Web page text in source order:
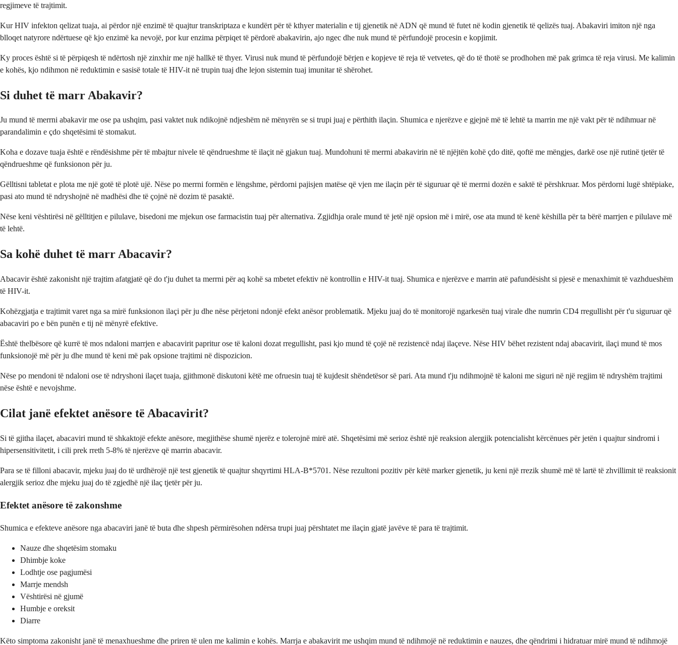
regjimeve të trajtimit.
Kur HIV infekton qelizat tuaja, ai përdor një enzimë të quajtur transkriptaza e kundërt për të kthyer materialin e tij gjenetik në ADN që mund të futet në kodin gjenetik të qelizës tuaj. Abakaviri imiton një nga
blloqet natyrore ndërtuese që kjo enzimë ka nevojë, por kur enzima përpiqet të përdorë abakavirin, ajo ngec dhe nuk mund të përfundojë procesin e kopjimit.
Ky proces është si të përpiqesh të ndërtosh një zinxhir me një hallkë të thyer. Virusi nuk mund të përfundojë bërjen e kopjeve të reja të vetvetes, që do të thotë se prodhohen më pak grimca të reja virusi. Me kalimin
e kohës, kjo ndihmon në reduktimin e sasisë totale të HIV-it në trupin tuaj dhe lejon sistemin tuaj imunitar të shërohet.
Si duhet të marr Abakavir?
Ju mund të merrni abakavir me ose pa ushqim, pasi vaktet nuk ndikojnë ndjeshëm në mënyrën se si trupi juaj e përthith ilaçin. Shumica e njerëzve e gjejnë më të lehtë ta marrin me një vakt për të ndihmuar në
parandalimin e çdo shqetësimi të stomakut.
Koha e dozave tuaja është e rëndësishme për të mbajtur nivele të qëndrueshme të ilaçit në gjakun tuaj. Mundohuni të merrni abakavirin në të njëjtën kohë çdo ditë, qoftë me mëngjes, darkë ose një rutinë tjetër të
qëndrueshme që funksionon për ju.
Gëlltisni tabletat e plota me një gotë të plotë ujë. Nëse po merrni formën e lëngshme, përdorni pajisjen matëse që vjen me ilaçin për të siguruar që të merrni dozën e saktë të përshkruar. Mos përdorni lugë shtëpiake,
pasi ato mund të ndryshojnë në madhësi dhe të çojnë në dozim të pasaktë.
Nëse keni vështirësi në gëlltitjen e pilulave, bisedoni me mjekun ose farmacistin tuaj për alternativa. Zgjidhja orale mund të jetë një opsion më i mirë, ose ata mund të kenë këshilla për ta bërë marrjen e pilulave më
të lehtë.
Sa kohë duhet të marr Abacavir?
Abacavir është zakonisht një trajtim afatgjatë që do t'ju duhet ta merrni për aq kohë sa mbetet efektiv në kontrollin e HIV-it tuaj. Shumica e njerëzve e marrin atë pafundësisht si pjesë e menaxhimit të vazhdueshëm
të HIV-it.
Kohëzgjatja e trajtimit varet nga sa mirë funksionon ilaçi për ju dhe nëse përjetoni ndonjë efekt anësor problematik. Mjeku juaj do të monitorojë ngarkesën tuaj virale dhe numrin CD4 rregullisht për t'u siguruar që
abacaviri po e bën punën e tij në mënyrë efektive.
Është thelbësore që kurrë të mos ndaloni marrjen e abacavirit papritur ose të kaloni dozat rregullisht, pasi kjo mund të çojë në rezistencë ndaj ilaçeve. Nëse HIV bëhet rezistent ndaj abacavirit, ilaçi mund të mos
funksionojë më për ju dhe mund të keni më pak opsione trajtimi në dispozicion.
Nëse po mendoni të ndaloni ose të ndryshoni ilaçet tuaja, gjithmonë diskutoni këtë me ofruesin tuaj të kujdesit shëndetësor së pari. Ata mund t'ju ndihmojnë të kaloni me siguri në një regjim të ndryshëm trajtimi
nëse është e nevojshme.
Cilat janë efektet anësore të Abacavirit?
Si të gjitha ilaçet, abacaviri mund të shkaktojë efekte anësore, megjithëse shumë njerëz e tolerojnë mirë atë. Shqetësimi më serioz është një reaksion alergjik potencialisht kërcënues për jetën i quajtur sindromi i
hipersensitivitetit, i cili prek rreth 5-8% të njerëzve që marrin abacavir.
Para se të filloni abacavir, mjeku juaj do të urdhërojë një test gjenetik të quajtur shqyrtimi HLA-B*5701. Nëse rezultoni pozitiv për këtë marker gjenetik, ju keni një rrezik shumë më të lartë të zhvillimit të reaksionit
alergjik serioz dhe mjeku juaj do të zgjedhë një ilaç tjetër për ju.
Efektet anësore të zakonshme
Shumica e efekteve anësore nga abacaviri janë të buta dhe shpesh përmirësohen ndërsa trupi juaj përshtatet me ilaçin gjatë javëve të para të trajtimit.
Nauze dhe shqetësim stomaku
Dhimbje koke
Lodhtje ose pagjumësi
Marrje mendsh
Vështirësi në gjumë
Humbje e oreksit
Diarre
Këto simptoma zakonisht janë të menaxhueshme dhe priren të ulen me kalimin e kohës. Marrja e abakavirit me ushqim mund të ndihmojë në reduktimin e nauzes, dhe qëndrimi i hidratuar mirë mund të ndihmojë